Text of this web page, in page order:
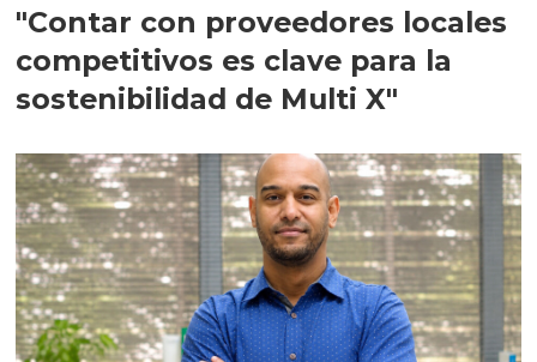
"Contar con proveedores locales
competitivos es clave para la
sostenibilidad de Multi X"